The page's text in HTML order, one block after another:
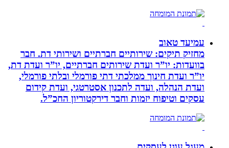
עמיעד טאוב
מחזיק תיקים: שירותיים חברתיים ושירותי דת. חבר
בוועדות: יו”ר ועדת שירותים חברתיים, יו”ר ועדת דת,
יו”ר ועדת חינוך ממלכתי דתי פורמלי ובלתי פורמלי,
ועדת הנהלה, ועדה לתכנון אסטרטגי, ועדת קידום
עסקים וטיפוח יזמות וחבר דירקטוריון החכ”ל.